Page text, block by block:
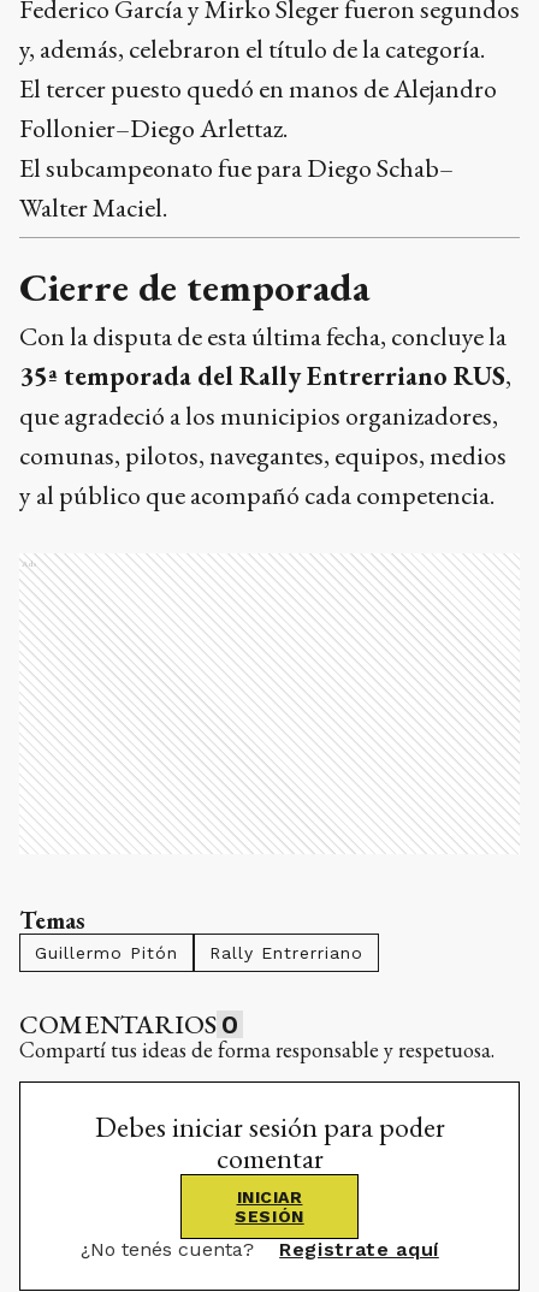
Federico García y Mirko Sleger fueron segundos
y, además, celebraron el título de la categoría.
El tercer puesto quedó en manos de Alejandro
Follonier–Diego Arlettaz.
El subcampeonato fue para Diego Schab–
Walter Maciel.
Cierre de temporada
Con la disputa de esta última fecha, concluye la
35ª temporada del Rally Entrerriano RUS,
que agradeció a los municipios organizadores,
comunas, pilotos, navegantes, equipos, medios
y al público que acompañó cada competencia.
Ads
Temas
Guillermo Pitón Rally Entrerriano
COMENTARIOS 0
Compartí tus ideas de forma responsable y respetuosa.
Debes iniciar sesión para poder
comentar
INICIAR
SESIÓN
¿No tenés cuenta? Registrate aquí